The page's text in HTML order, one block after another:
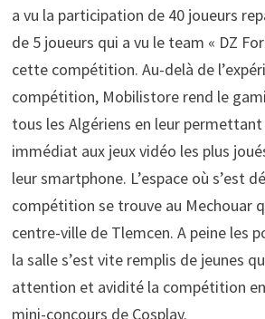
a vu la participation de 40 joueurs
de 5 joueurs qui a vu le team « DZ
cette compétition. Au-delà de
compétition, Mobilistore rend le
tous les Algériens en leur permettant
immédiat aux jeux vidéo les plus
leur smartphone. L’espace où s’est
compétition se trouve au Mechouar
centre-ville de Tlemcen. A peine les
la salle s’est vite remplis de jeunes
attention et avidité la compétition
mini-concours de Cosplay.